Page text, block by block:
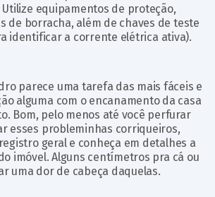
equipamentos de proteção,
de borracha, além de chaves de teste
identificar a corrente elétrica ativa).
parece uma tarefa das mais fáceis e
alguma com o encanamento da casa
Bom, pelo menos até você perfurar
esses probleminhas corriqueiros,
geral e conheça em detalhes a
imóvel. Alguns centímetros pra cá ou
uma dor de cabeça daquelas.